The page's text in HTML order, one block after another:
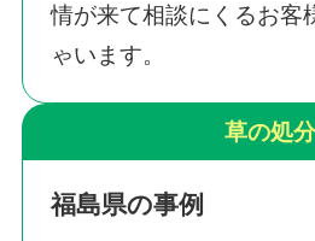
情が来て相談にくるお客
ゃいます。
草の処分
福島県の事例